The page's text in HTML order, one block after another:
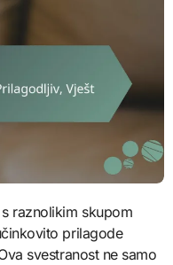
prilagode
svestranost ne samo